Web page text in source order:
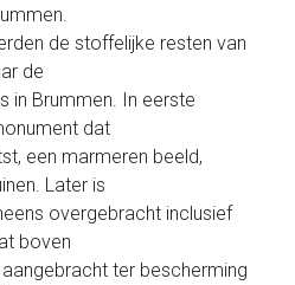
de stoffelijke resten van
de
in Brummen. In eerste
dat
een marmeren beeld,
Later is
overgebracht inclusief
boven
ter bescherming